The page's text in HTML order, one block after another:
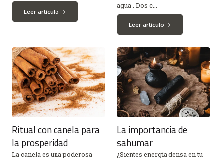
Leer artículo
agua . Dos c...
Leer artículo
Ritual con canela para
la prosperidad
La canela es una poderosa
La importancia de
sahumar
¿Sientes energía densa en tu